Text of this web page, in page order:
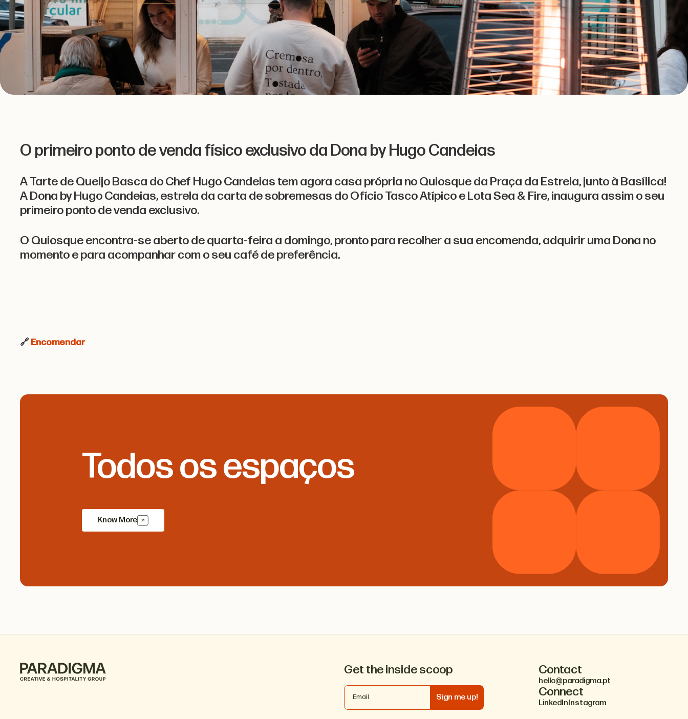
O primeiro ponto de venda físico exclusivo da Dona by Hugo Candeias
A Tarte de Queijo Basca do Chef Hugo Candeias tem agora casa própria no Quiosque da Praça da Estrela, junto à Basílica!
A Dona by Hugo Candeias, estrela da carta de sobremesas do Ofício Tasco Atípico e Lota Sea & Fire, inaugura assim o seu
primeiro ponto de venda exclusivo.
O Quiosque encontra-se aberto de quarta-feira a domingo, pronto para recolher a sua encomenda, adquirir uma Dona no
momento e para acompanhar com o seu café de preferência.
🔗Encomendar
Todos os espaços
Know More
Get the inside scoop Contact
hello@paradigma.pt
Connect
LinkedInInstagram